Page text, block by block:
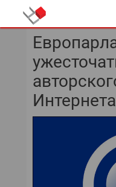
Интернета